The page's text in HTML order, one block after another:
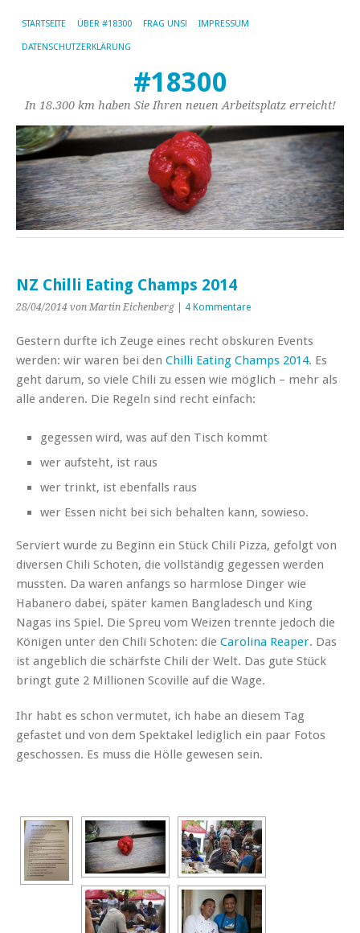
STARTSEITE ÜBER #18300 FRAG UNS! IMPRESSUM
DATENSCHUTZERKLÄRUNG
#18300
In 18.300 km haben Sie Ihren neuen Arbeitsplatz erreicht!
NZ Chilli Eating Champs 2014
28/04/2014 von Martin Eichenberg 4 Kommentare
Gestern durfte ich Zeuge eines recht obskuren Events
werden: wir waren bei den Chilli Eating Champs 2014. Es
geht darum, so viele Chili zu essen wie möglich – mehr als
alle anderen. Die Regeln sind recht einfach:
gegessen wird, was auf den Tisch kommt
wer aufsteht, ist raus
wer trinkt, ist ebenfalls raus
wer Essen nicht bei sich behalten kann, sowieso.
Serviert wurde zu Beginn ein Stück Chili Pizza, gefolgt von
diversen Chili Schoten, die vollständig gegessen werden
mussten. Da waren anfangs so harmlose Dinger wie
Habanero dabei, später kamen Bangladesch und King
Nagas ins Spiel. Die Spreu vom Weizen trennte jedoch die
Königen unter den Chili Schoten: die Carolina Reaper. Das
ist angeblich die schärfste Chili der Welt. Das gute Stück
bringt gute 2 Millionen Scoville auf die Wage.
Ihr habt es schon vermutet, ich habe an diesem Tag
gefastet und von dem Spektakel lediglich ein paar Fotos
geschossen. Es muss die Hölle gewesen sein.